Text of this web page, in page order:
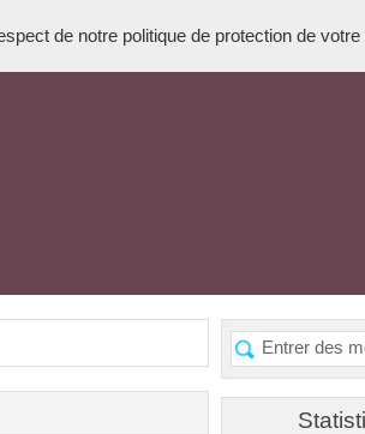
de notre politique de protection de votre